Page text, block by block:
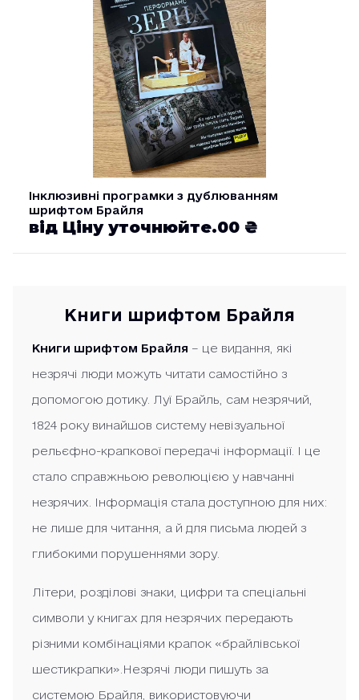
Інклюзивні програмки з дублюванням
шрифтом Брайля
від Ціну уточнюйте.00 ₴
Книги шрифтом Брайля
Книги шрифтом Брайля – це видання, які
незрячі люди можуть читати самостійно з
допомогою дотику. Луї Брайль, сам незрячий,
1824 року винайшов систему невізуальної
рельєфно-крапкової передачі інформації. І це
стало справжньою революцією у навчанні
незрячих. Інформація стала доступною для них:
не лише для читання, а й для письма людей з
глибокими порушеннями зору.
Літери, розділові знаки, цифри та спеціальні
символи у книгах для незрячих передають
різними комбінаціями крапок «брайлівської
шестикрапки».Незрячі люди пишуть за
системою Брайля, використовуючи